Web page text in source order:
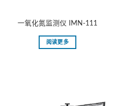
⼀氧化氮监测仪 IMN-111
阅读更多